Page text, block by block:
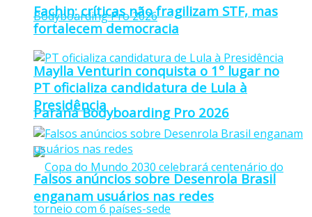
Maylla Venturin conquista o 1º lugar no
Paraná Bodyboarding Pro 2026
Fachin: críticas não fragilizam STF, mas
fortalecem democracia
PT oficializa candidatura de Lula à
Presidência
Falsos anúncios sobre Desenrola Brasil
enganam usuários nas redes